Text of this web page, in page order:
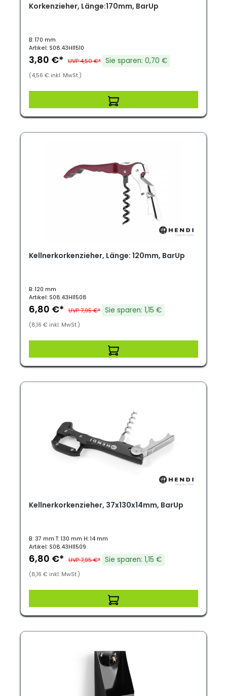
Korkenzieher, Länge:170mm, BarUp
B: 170 mm
Artikel: S08.43HI1510
3,80 €* UVP 4,50 €* Sie sparen: 0,70 €
(4,56 € inkl. MwSt.)
Kellnerkorkenzieher, Länge: 120mm, BarUp
B: 120 mm
Artikel: S08.43HI1508
6,80 €* UVP 7,95 €* Sie sparen: 1,15 €
(8,16 € inkl. MwSt.)
Kellnerkorkenzieher, 37x130x14mm, BarUp
B: 37 mm T: 130 mm H: 14 mm
Artikel: S08.43HI1509
6,80 €* UVP 7,95 €* Sie sparen: 1,15 €
(8,16 € inkl. MwSt.)